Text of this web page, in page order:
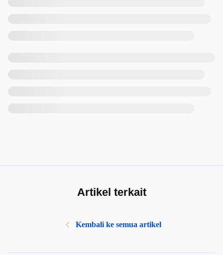
Artikel terkait
Kembali ke semua artikel